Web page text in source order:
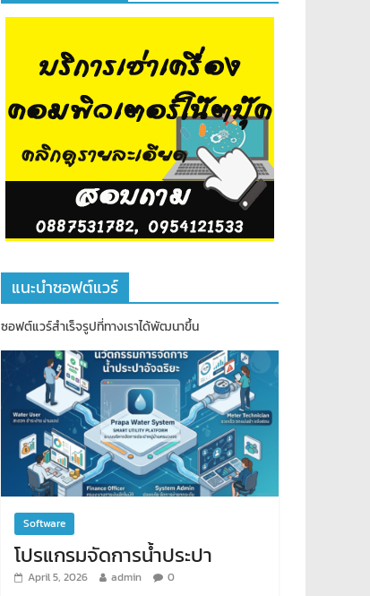
แนะนำซอฟต์แวร์
ซอฟต์แวร์สำเร็จรูปที่ทางเราได้พัฒนาขึ้น
Software
โปรแกรมจัดการน้ำประปา
April 5, 2026 admin 0